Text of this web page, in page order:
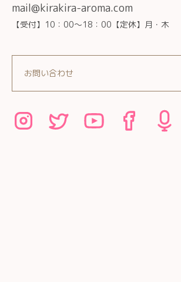
mail@kirakira-aroma.com
【受付】10：00～18：00【定休】月・木
お問い合わせ